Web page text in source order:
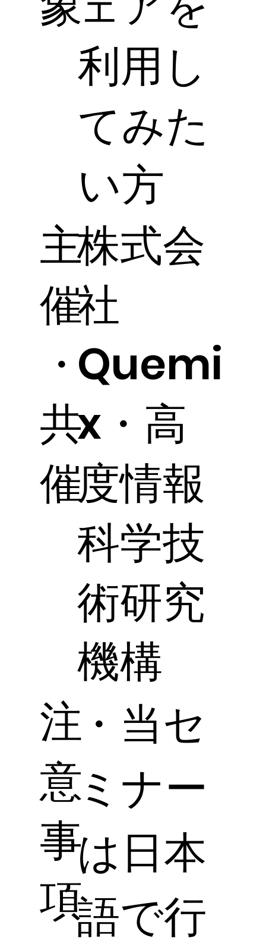
主
催
・
共
催
注
意
事
項
利用し
てみた
い方
株式会
社
Quemi
x・高
度情報
科学技
術研究
機構
・当セ
ミナー
は日本
語で行